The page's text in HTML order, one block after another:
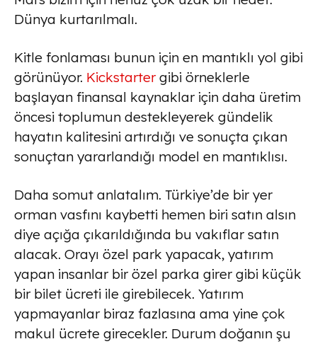
Dünya kurtarılmalı.
Kitle fonlaması bunun için en mantıklı yol gibi
görünüyor. Kickstartergibi örneklerle
başlayan finansal kaynaklar için daha üretim
öncesi toplumun destekleyerek gündelik
hayatın kalitesini artırdığı ve sonuçta çıkan
sonuçtan yararlandığı model en mantıklısı.
Daha somut anlatalım. Türkiye’de bir yer
orman vasfını kaybetti hemen biri satın alsın
diye açığa çıkarıldığında bu vakıflar satın
alacak. Orayı özel park yapacak, yatırım
yapan insanlar bir özel parka girer gibi küçük
bir bilet ücreti ile girebilecek. Yatırım
yapmayanlar biraz fazlasına ama yine çok
makul ücrete girecekler. Durum doğanın şu